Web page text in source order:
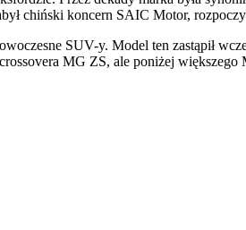
chiński koncern SAIC Motor,
SUV-y. Model ten zastąpił
MG ZS, ale poniżej